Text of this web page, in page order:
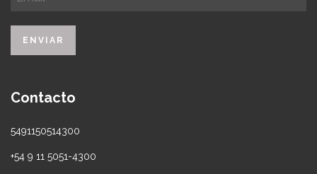
Contacto
5491150514300
+54 9 11 5051-4300